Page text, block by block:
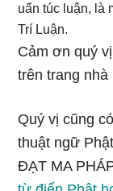
uẩn túc luận, là
Trí Luận.
Cảm ơn quý
trên trang nhà
Quý vị cũng
thuật ngữ
ĐẠT MA